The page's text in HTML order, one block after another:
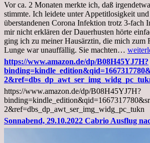
Vor ca. 2 Monaten merkte ich, daß
stimmte. Ich leidete unter Appetitlosigkeit
überstandenen Corona Infektion trotz 3-fach
mir nicht erklären der Dauerhusten hörte
ging ich zu meiner Hausärztin, die mich zum
Lunge war unauffällig. Sie machten…
und
https://www.amazon.de/dp/B08H45YJ7H?
https://www.amazon.de/dp/B08H45YJ7H?
2&ref=dbs_dp_awt_ser_img_widg_pc_tukn
Sonnabend, 29.10.2022 Cabrio Ausflug